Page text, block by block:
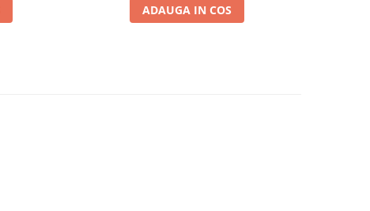
ADAUGA IN COS